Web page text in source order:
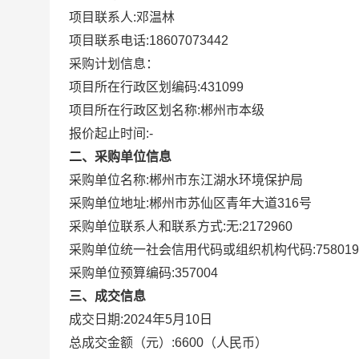
项目联系人:邓温林
项目联系电话:18607073442
采购计划信息：
项目所在行政区划编码:431099
项目所在行政区划名称:郴州市本级
报价起止时间:-
二、采购单位信息
采购单位名称:郴州市东江湖水环境保护局
采购单位地址:郴州市苏仙区青年大道316号
采购单位联系人和联系方式:无:2172960
采购单位统一社会信用代码或组织机构代码:
采购单位预算编码:357004
三、成交信息
成交日期:2024年5月10日
总成交金额（元）:6600 （人民币）